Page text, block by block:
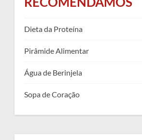
Dieta da Proteína
Pirâmide Alimentar
Água de Berinjela
Sopa de Coração